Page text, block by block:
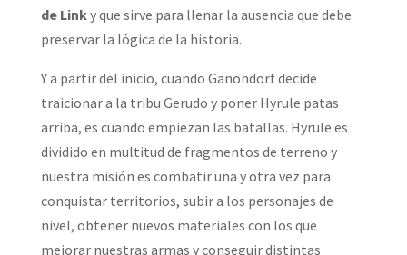
de Linky que sirve para llenar la ausencia que debe
preservar la lógica de la historia.
Y a partir del inicio, cuando Ganondorf decide
traicionar a la tribu Gerudo y poner Hyrule patas
arriba, es cuando empiezan las batallas. Hyrule es
dividido en multitud de fragmentos de terreno y
nuestra misión es combatir una y otra vez para
conquistar territorios, subir a los personajes de
nivel, obtener nuevos materiales con los que
mejorar nuestras armas y conseguir distintas